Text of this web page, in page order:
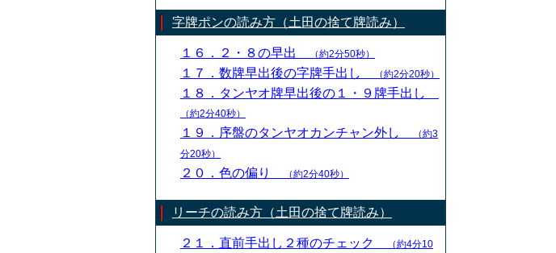
字牌ポンの読み方（土田の捨て牌読み）
１６．２・８の早出 （約2分50秒）
１７．数牌早出後の字牌手出し （約2分20秒）
１８．タンヤオ牌早出後の１・９牌手出し
（約2分40秒）
１９．序盤のタンヤオカンチャン外し
（約3
分20秒）
２０．色の偏り （約2分40秒）
リーチの読み方（土田の捨て牌読み）
２１．直前手出し２種のチェック
（約4分10